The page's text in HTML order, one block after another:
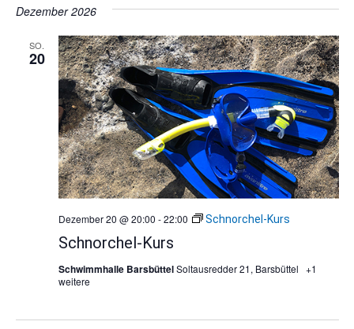
Dezember 2026
SO.
20
Schnorchel-Kurs
Dezember 20 @ 20:00 -22:00 Schnorchel-Kurs
Schwimmhalle BarsbüttelSoltausredder 21, Barsbüttel +1
weitere